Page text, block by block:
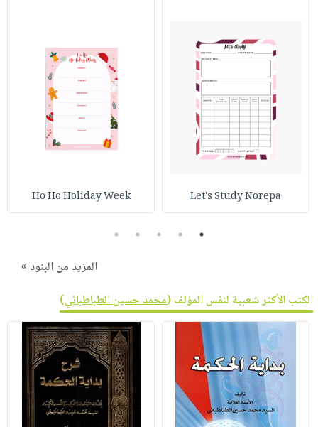
Let's Study Norepa
Ho Ho Holiday Week
1
2
3
4
5
المزيد من البنود »
الكتب الأكثر شعبية لنفس المؤلف (محمد حسين الطباطبائي)